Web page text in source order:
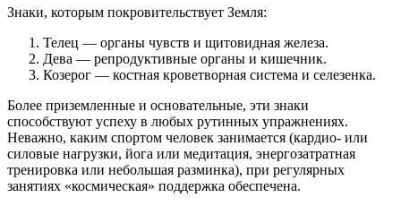
Знаки, которым покровительствует Земля:
Телец — органы чувств и щитовидная железа.
Дева — репродуктивные органы и кишечник.
Козерог — костная кроветворная система и селезенка.
Более приземленные и основательные, эти знаки
способствуют успеху в любых рутинных упражнениях.
Неважно, каким спортом человек занимается (кардио- или
силовые нагрузки, йога или медитация, энергозатратная
тренировка или небольшая разминка), при регулярных
занятиях «космическая» поддержка обеспечена.